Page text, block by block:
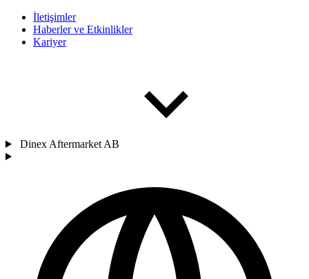
İletişimler
Haberler ve Etkinlikler
Kariyer
Dinex Aftermarket AB